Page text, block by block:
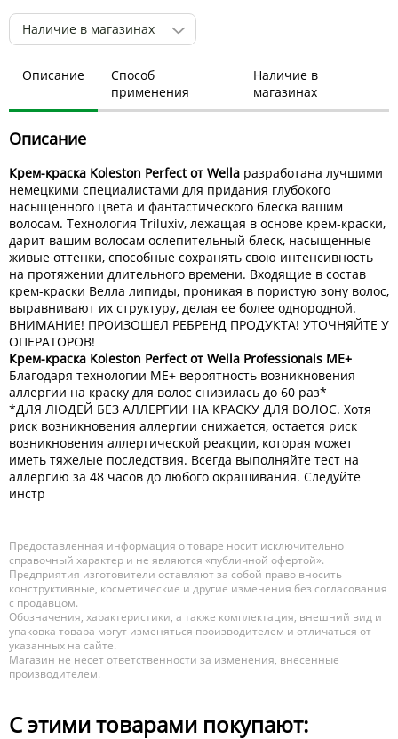
Наличие в магазинах
Описание
Способ
применения
Наличие в
магазинах
Описание
Крем-краска Koleston Perfect от Wella разработана лучшими
немецкими специалистами для придания глубокого
насыщенного цвета и фантастического блеска вашим
волосам. Технология Triluxiv, лежащая в основе крем-краски,
дарит вашим волосам ослепительный блеск, насыщенные
живые оттенки, способные сохранять свою интенсивность
на протяжении длительного времени. Входящие в состав
крем-краски Велла липиды, проникая в пористую зону волос,
выравнивают их структуру, делая ее более однородной.
ВНИМАНИЕ! ПРОИЗОШЕЛ РЕБРЕНД ПРОДУКТА! УТОЧНЯЙТЕ У
ОПЕРАТОРОВ!
Крем-краска Koleston Perfect от Wella Professionals ME+
Благодаря технологии МE+ вероятность возникновения
аллергии на краску для волос снизилась до 60 раз*
*ДЛЯ ЛЮДЕЙ БЕЗ АЛЛЕРГИИ НА КРАСКУ ДЛЯ ВОЛОС. Хотя
риск возникновения аллергии снижается, остается риск
возникновения аллергической реакции, которая может
иметь тяжелые последствия. Всегда выполняйте тест на
аллергию за 48 часов до любого окрашивания. Следуйте
инстр
Предоставленная информация о товаре носит исключительно
справочный характер и не являются «публичной офертой».
Предприятия изготовители оставляют за собой право вносить
конструктивные, косметические и другие изменения без согласования
с продавцом.
Обозначения, характеристики, а также комплектация, внешний вид и
упаковка товара могут изменяться производителем и отличаться от
указанных на сайте.
Магазин не несет ответственности за изменения, внесенные
производителем.
С этими товарами покупают: